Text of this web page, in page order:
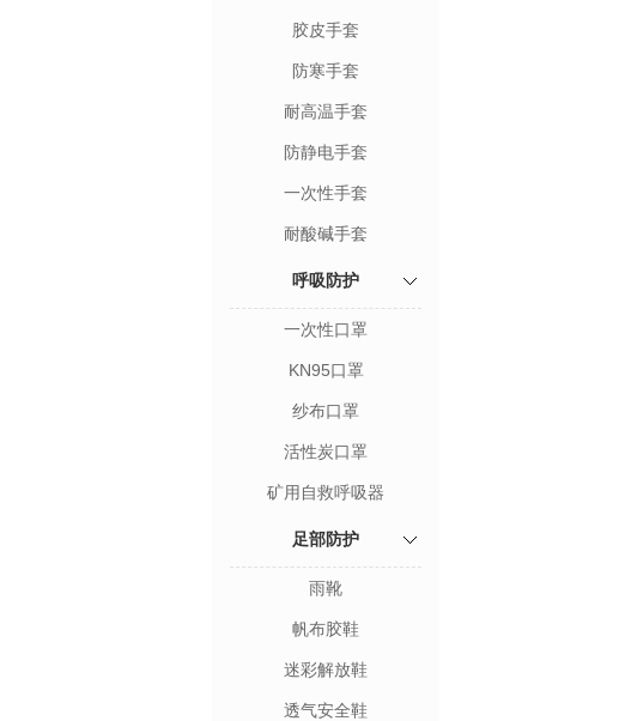
胶皮手套
防寒手套
耐高温手套
防静电手套
一次性手套
耐酸碱手套
呼吸防护
一次性口罩
KN95口罩
纱布口罩
活性炭口罩
矿用自救呼吸器
足部防护
雨靴
帆布胶鞋
迷彩解放鞋
透气安全鞋